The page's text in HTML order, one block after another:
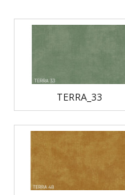
TERRA_33